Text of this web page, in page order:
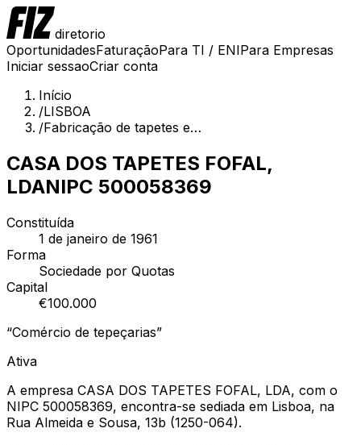
diretorio
OportunidadesFaturaçãoPara TI / ENIPara Empresas
Iniciar sessaoCriar conta
Início
/LISBOA
/Fabricação de tapetes e…
CASA DOS TAPETES FOFAL,
LDANIPC 500058369
Constituída
1 de janeiro de 1961
Forma
Sociedade por Quotas
Capital
€100.000
“Comércio de tepeçarias”
Ativa
A empresa CASA DOS TAPETES FOFAL, LDA, com o
NIPC 500058369, encontra-se sediada em Lisboa, na
Rua Almeida e Sousa, 13b (1250-064).